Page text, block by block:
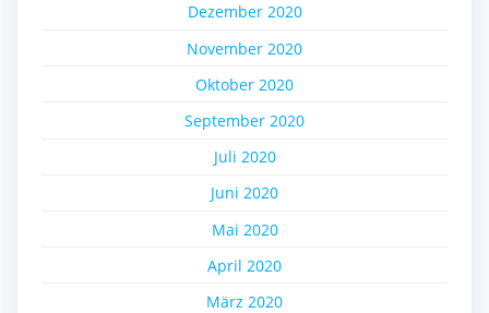
Dezember 2020
November 2020
Oktober 2020
September 2020
Juli 2020
Juni 2020
Mai 2020
April 2020
März 2020